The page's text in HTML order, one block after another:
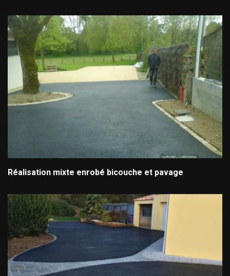
Réalisation mixte enrobé bicouche et pavage